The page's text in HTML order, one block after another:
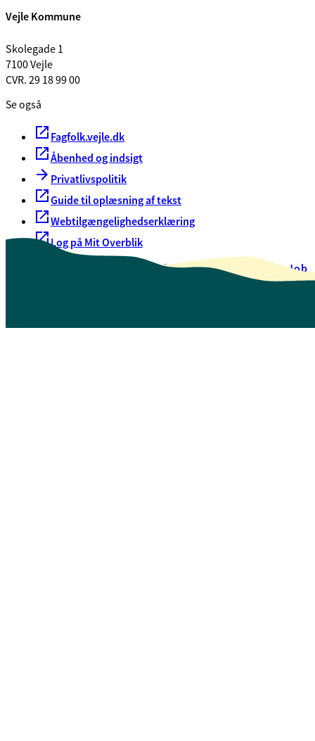
Vejle Kommune
Skolegade 1
7100 Vejle
CVR. 29 18 99 00
Se også
Fagfolk.vejle.dk
Åbenhed og indsigt
Privatlivspolitik
Guide til oplæsning af tekst
Webtilgængelighedserklæring
Log på Mit Overblik
Oversigt over selvbetjeningJob